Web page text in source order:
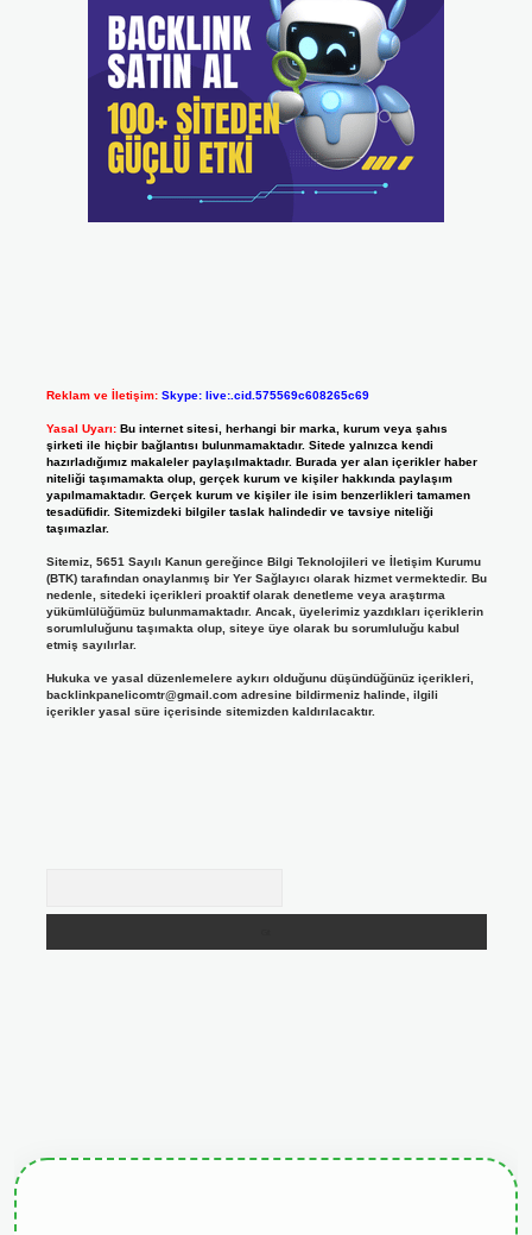
Reklam ve İletişim: Skype: live:.cid.575569c608265c69
Yasal Uyarı: Bu internet sitesi, herhangi bir marka, kurum veya şahıs
şirketi ile hiçbir bağlantısı bulunmamaktadır. Sitede yalnızca kendi
hazırladığımız makaleler paylaşılmaktadır. Burada yer alan içerikler haber
niteliği taşımamakta olup, gerçek kurum ve kişiler hakkında paylaşım
yapılmamaktadır. Gerçek kurum ve kişiler ile isim benzerlikleri tamamen
tesadüfidir. Sitemizdeki bilgiler taslak halindedir ve tavsiye niteliği
taşımazlar.
Sitemiz, 5651 Sayılı Kanun gereğince Bilgi Teknolojileri ve İletişim Kurumu
(BTK) tarafından onaylanmış bir Yer Sağlayıcı olarak hizmet vermektedir. Bu
nedenle, sitedeki içerikleri proaktif olarak denetleme veya araştırma
yükümlülüğümüz bulunmamaktadır. Ancak, üyelerimiz yazdıkları içeriklerin
sorumluluğunu taşımakta olup, siteye üye olarak bu sorumluluğu kabul
etmiş sayılırlar.
Hukuka ve yasal düzenlemelere aykırı olduğunu düşündüğünüz içerikleri,
backlinkpanelicomtr@gmail.comadresine bildirmeniz halinde, ilgili
içerikler yasal süre içerisinde sitemizden kaldırılacaktır.